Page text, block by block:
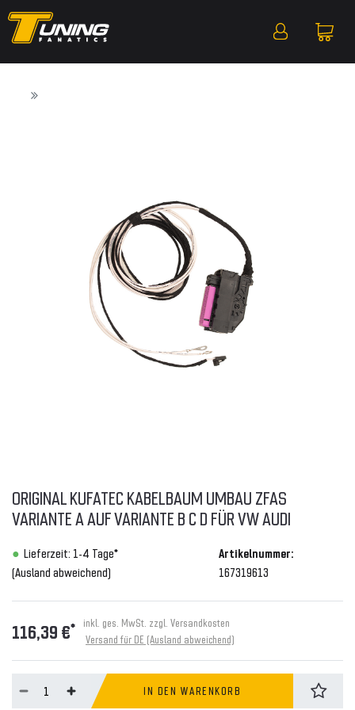
ORIGINAL KUFATEC KABELBAUM UMBAU ZFAS
VARIANTE A AUF VARIANTE B C D FÜR VW AUDI
Lieferzeit: 1-4 Tage*
(Ausland abweichend)
Artikelnummer:
167319613
116,39 €* inkl. ges. MwSt. zzgl. Versandkosten
Versand für DE (Ausland abweichend)
IN DEN WARENKORB